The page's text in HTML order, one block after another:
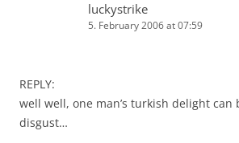
luckystrike
5. February 2006 at 07:59
REPLY:
well well, one man’s turkish delight can
disgust…